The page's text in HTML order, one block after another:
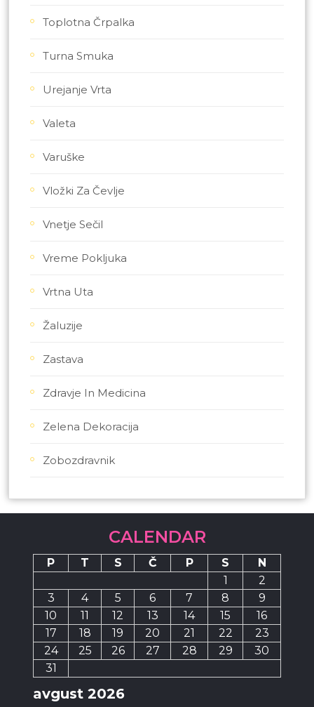
Toplotna Črpalka
Turna Smuka
Urejanje Vrta
Valeta
Varuške
Vložki Za Čevlje
Vnetje Sečil
Vreme Pokljuka
Vrtna Uta
Žaluzije
Zastava
Zdravje In Medicina
Zelena Dekoracija
Zobozdravnik
CALENDAR
avgust 2026
P T S Č P S
N
1
2
3
4 5 6 7 8
9
10
11 12 13 14 15
16
17
18 19 20 21 22
23
24
25 26 27 28 29
30
31